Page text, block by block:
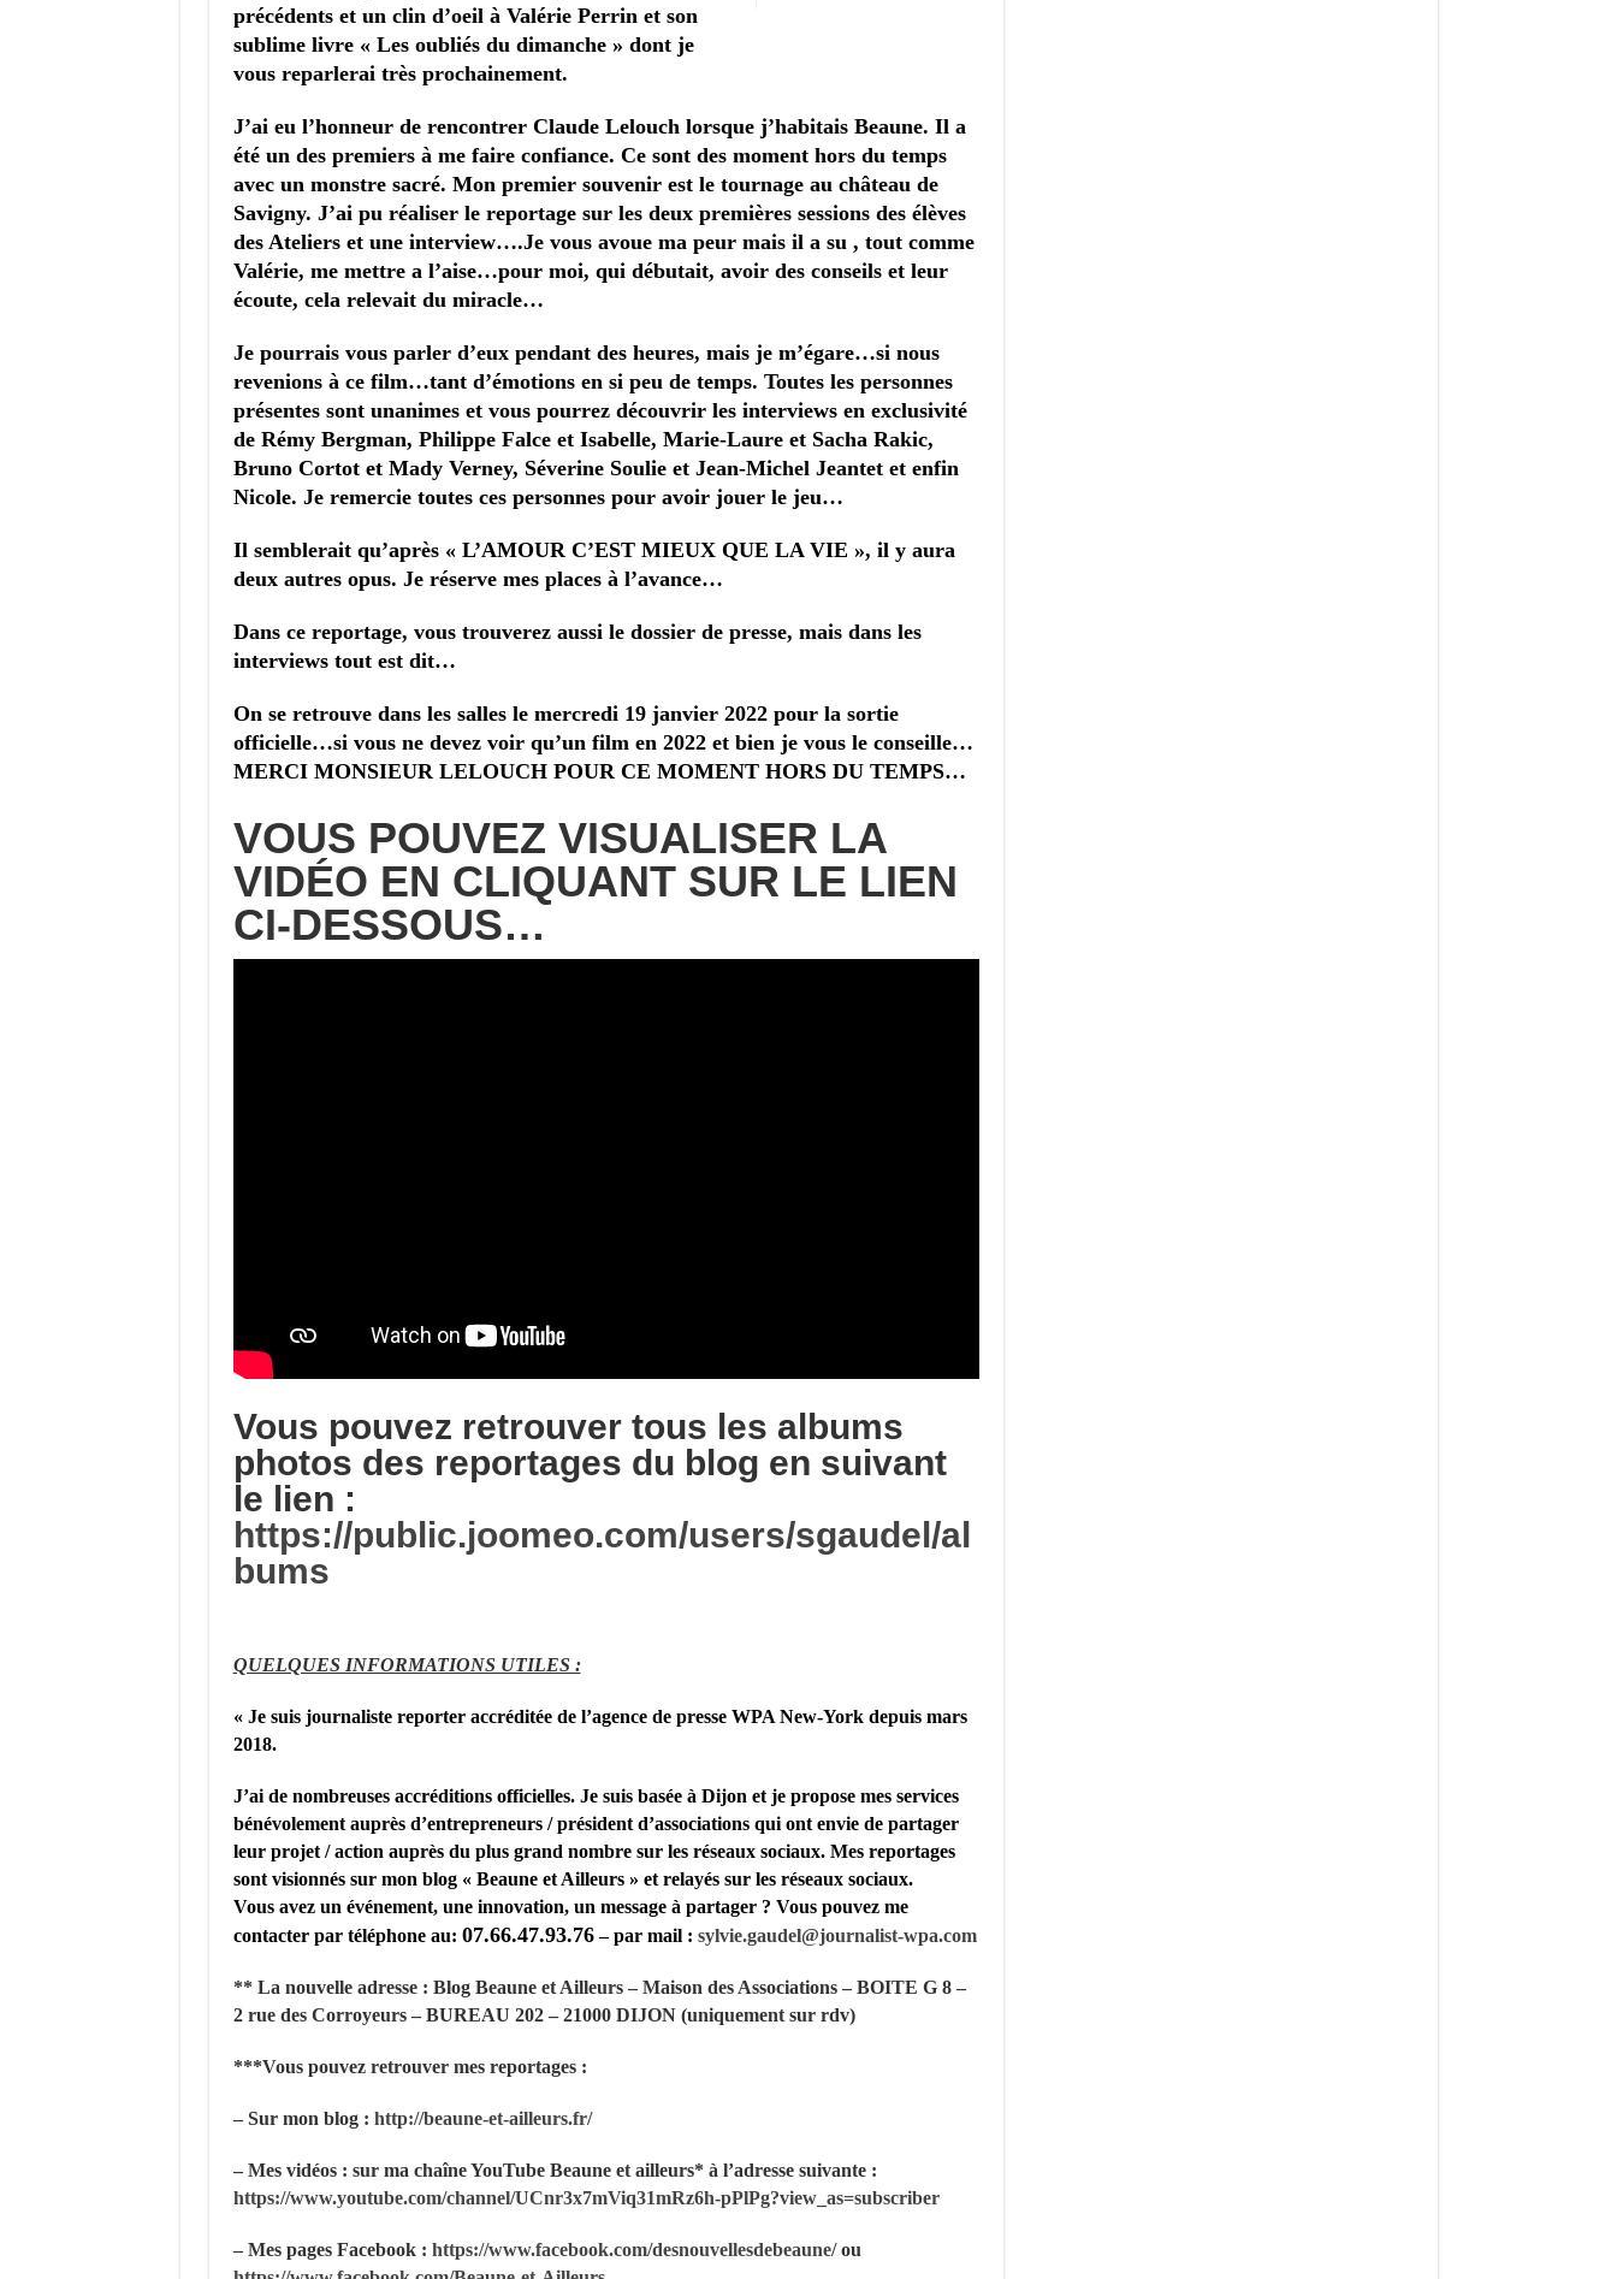
précédents et un clin d’oeil à Valérie Perrin et son
sublime livre « Les oubliés du dimanche » dont je
vous reparlerai très prochainement.
J’ai eu l’honneur de rencontrer Claude Lelouch lorsque j’habitais Beaune. Il a
été un des premiers à me faire confiance. Ce sont des moment hors du temps
avec un monstre sacré. Mon premier souvenir est le tournage au château de
Savigny. J’ai pu réaliser le reportage sur les deux premières sessions des élèves
des Ateliers et une interview….Je vous avoue ma peur mais il a su , tout comme
Valérie, me mettre a l’aise…pour moi, qui débutait, avoir des conseils et leur
écoute, cela relevait du miracle…
Je pourrais vous parler d’eux pendant des heures, mais je m’égare…si nous
revenions à ce film…tant d’émotions en si peu de temps. Toutes les personnes
présentes sont unanimes et vous pourrez découvrir les interviews en exclusivité
de Rémy Bergman, Philippe Falce et Isabelle, Marie-Laure et Sacha Rakic,
Bruno Cortot et Mady Verney, Séverine Soulie et Jean-Michel Jeantet et enfin
Nicole. Je remercie toutes ces personnes pour avoir jouer le jeu…
Il semblerait qu’après « L’AMOUR C’EST MIEUX QUE LA VIE », il y aura
deux autres opus. Je réserve mes places à l’avance…
Dans ce reportage, vous trouverez aussi le dossier de presse, mais dans les
interviews tout est dit…
On se retrouve dans les salles le mercredi 19 janvier 2022 pour la sortie
officielle…si vous ne devez voir qu’un film en 2022 et bien je vous le conseille…
MERCI MONSIEUR LELOUCH POUR CE MOMENT HORS DU TEMPS…
VOUS POUVEZ VISUALISER LA
VIDÉO EN CLIQUANT SUR LE LIEN
CI-DESSOUS…
Vous pouvez retrouver tous les albums
photos des reportages du blog en suivant
le lien :
https://public.joomeo.com/users/sgaudel/al
bums
QUELQUES INFORMATIONS UTILES :
« Je suis journaliste reporter accréditée de l’agence de presse WPA New-York depuis mars
2018.
J’ai de nombreuses accréditions officielles. Je suis basée à Dijon et je propose mes services
bénévolement auprès d’entrepreneurs / président d’associations qui ont envie de partager
leur projet / action auprès du plus grand nombre sur les réseaux sociaux. Mes reportages
sont visionnés sur mon blog « Beaune et Ailleurs » et relayés sur les réseaux sociaux.
Vous avez un événement, une innovation, un message à partager ? Vous pouvez me
contacter par téléphone au: 07.66.47.93.76– par mail : sylvie.gaudel@journalist-wpa.com
** La nouvelle adresse : Blog Beaune et Ailleurs – Maison des Associations – BOITE G 8 –
2 rue des Corroyeurs – BUREAU 202 – 21000 DIJON (uniquement sur rdv)
***Vous pouvez retrouver mes reportages :
– Sur mon blog : http://beaune-et-ailleurs.fr/
– Mes vidéos : sur ma chaîne YouTube Beaune et ailleurs* à l’adresse suivante :
https://www.youtube.com/channel/UCnr3x7mViq31mRz6h-pPlPg?view_as=subscriber
– Mes pages Facebook : https://www.facebook.com/desnouvellesdebeaune/ou